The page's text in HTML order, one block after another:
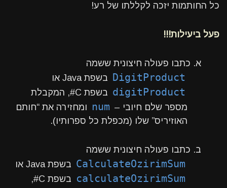
כל החותמות יזכה לקללתו של רע!
פעל ביעילות!!!
א. כתבו פעולה חיצונית ששמה
DigitProduct בשפת Java או
digitProduct
בשפת C#, המקבלת
מספר שלם חיובי – num ומחזירה את “חותם
האוזיריס” שלו (מכפלת כל ספרותיו).
ב. כתבו פעולה חיצונית ששמה
CalculateOzirimSum בשפת Java או
calculateOzirimSum
בשפת C#,